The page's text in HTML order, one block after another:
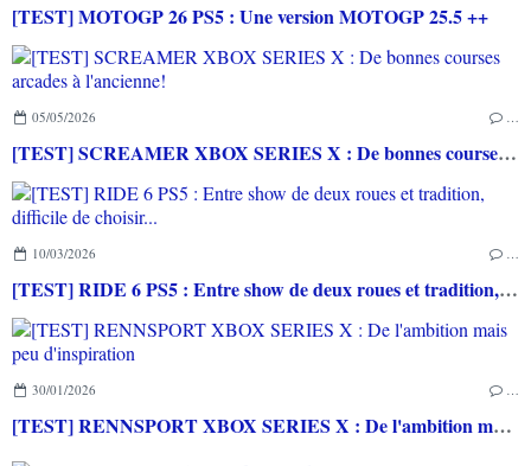
[TEST] MOTOGP 26 PS5 : Une version MOTOGP 25.5 ++
05/05/2026
[TEST] SCREAMER XBOX SERIES X : De bonnes courses arcades à l'ancienne!
10/03/2026
[TEST] RIDE 6 PS5 : Entre show de deux roues et tradition, difficile de choisir...
30/01/2026
[TEST] RENNSPORT XBOX SERIES X : De l'ambition mais peu d'inspiration